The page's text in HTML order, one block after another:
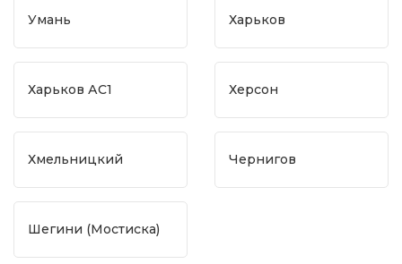
Умань Харьков
Харьков АС1 Херсон
Хмельницкий Чернигов
Шегини (Мостиска)